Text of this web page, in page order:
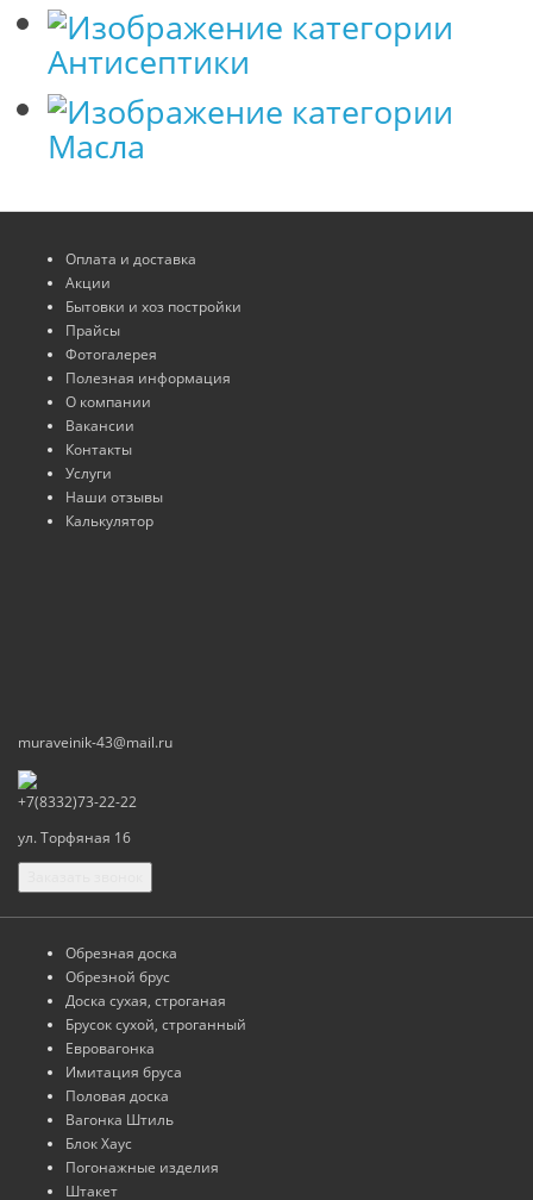
Антисептики
Масла
Оплата и доставка
Акции
Бытовки и хоз постройки
Прайсы
Фотогалерея
Полезная информация
О компании
Вакансии
Контакты
Услуги
Наши отзывы
Калькулятор
muraveinik-43@mail.ru
+7(8332)73-22-22
ул. Торфяная 16
Обрезная доска
Обрезной брус
Доска сухая, строганая
Брусок сухой, строганный
Евровагонка
Имитация бруса
Половая доска
Вагонка Штиль
Блок Хаус
Погонажные изделия
Штакет